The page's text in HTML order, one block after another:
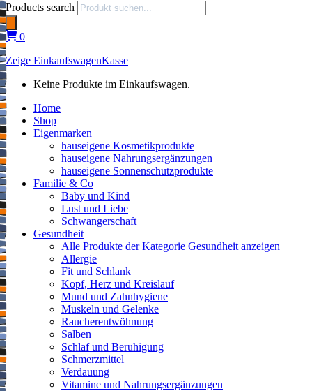
Products search
0
Zeige EinkaufswagenKasse
Keine Produkte im Einkaufswagen.
Home
Shop
Eigenmarken
hauseigene Kosmetikprodukte
hauseigene Nahrungsergänzungen
hauseigene Sonnenschutzprodukte
Familie & Co
Baby und Kind
Lust und Liebe
Schwangerschaft
Gesundheit
Alle Produkte der Kategorie Gesundheit anzeigen
Allergie
Fit und Schlank
Kopf, Herz und Kreislauf
Mund und Zahnhygiene
Muskeln und Gelenke
Raucherentwöhnung
Salben
Schlaf und Beruhigung
Schmerzmittel
Verdauung
Vitamine und Nahrungsergänzungen